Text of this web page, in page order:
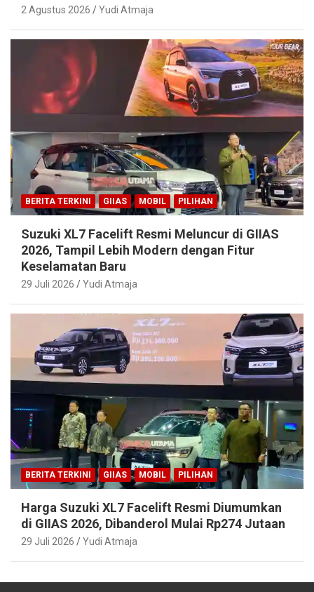
2 Agustus 2026 Yudi Atmaja
BERITA TERKINI GIIAS MOBIL PILIHAN
Suzuki XL7 Facelift Resmi Meluncur di GIIAS
2026, Tampil Lebih Modern dengan Fitur
Keselamatan Baru
29 Juli 2026 Yudi Atmaja
BERITA TERKINI GIIAS MOBIL PILIHAN
Harga Suzuki XL7 Facelift Resmi Diumumkan
di GIIAS 2026, Dibanderol Mulai Rp274 Jutaan
29 Juli 2026 Yudi Atmaja